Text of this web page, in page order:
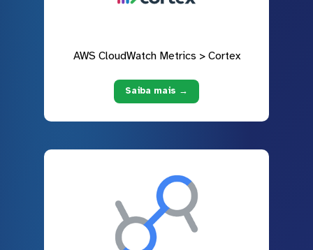
AWS CloudWatch Metrics > Cortex
Saiba mais →